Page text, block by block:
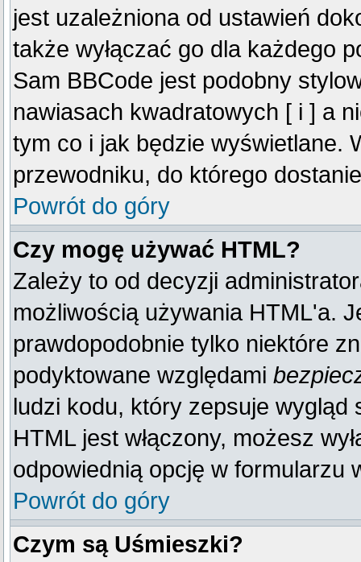
jest uzależniona od ustawień
także wyłączać go dla każdego
Sam BBCode jest podobny
nawiasach kwadratowych [ i ] a
tym co i jak będzie wyświetlane.
przewodniku, do którego
Powrót do góry
Czy mogę używać HTML?
Zależy to od decyzji
możliwością używania HTML'a.
prawdopodobnie tylko niektóre
podyktowane względami
ludzi kodu, który zepsuje wygląd
HTML jest włączony, możesz
odpowiednią opcję w formularzu
Powrót do góry
Czym są Uśmieszki?